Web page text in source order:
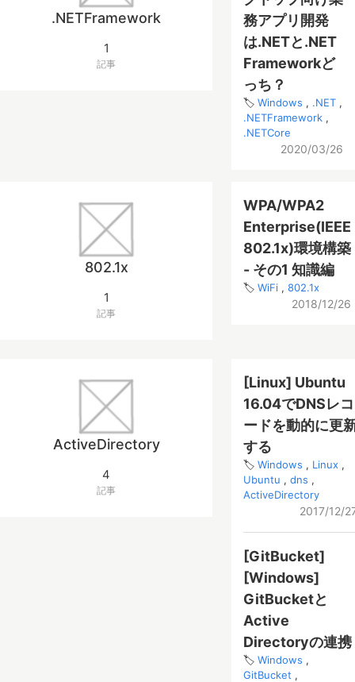
.NETFramework
1
記事
務アプリ開発
は.NETと.NET
Frameworkど
っち？
Windows
.NET
.NETFramework
.NETCore
2020/03/26
802.1x
1
記事
WPA/WPA2
Enterprise(IEEE
802.1x)環境構築
- その1 知識編
WiFi 802.1x
2018/12/26
ActiveDirectory
4
記事
[Linux] Ubuntu
16.04でDNSレコ
ードを動的に更
する
Windows
Linux
Ubuntu
dns
ActiveDirectory
2017/12/
[GitBucket]
[Windows]
GitBucketと
Active
Directoryの連携
Windows
GitBucket